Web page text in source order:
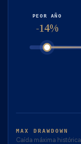
-14%
PEOR AÑO
MAX DRAWDOWN
Caída máxima